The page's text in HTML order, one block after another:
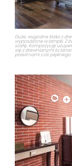
Duże, wygodne łóżko z
wyposażone w lampki. Z
szafę. Kompozycję
się z drewnianymi
przed nami coś pięknego